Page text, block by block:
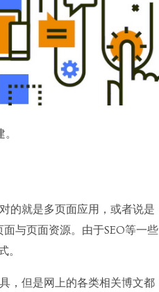
的就是多页面应用，或者说是
与页面资源。由于SEO等一些
。
，但是网上的各类相关博文都